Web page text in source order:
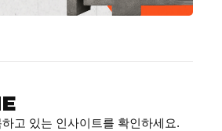
고 있는 인사이트를 확인하세요.